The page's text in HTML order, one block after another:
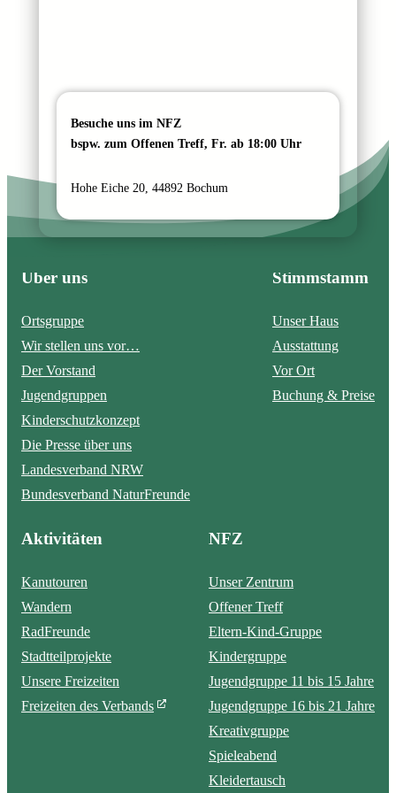
Besuche uns im NFZ
bspw. zum Offenen Treff, Fr. ab 18:00 Uhr
Hohe Eiche 20, 44892 Bochum
Über uns
Ortsgruppe
Wir stellen uns vor…
Der Vorstand
Jugendgruppen
Kinderschutzkonzept
Die Presse über uns
Landesverband NRW
Bundesverband NaturFreunde
Stimmstamm
Unser Haus
Ausstattung
Vor Ort
Buchung & Preise
Aktivitäten
Kanutouren
Wandern
RadFreunde
Stadtteilprojekte
Unsere Freizeiten
Freizeiten des Verbands
NFZ
Unser Zentrum
Offener Treff
Eltern-Kind-Gruppe
Kindergruppe
Jugendgruppe 11 bis 15 Jahre
Jugendgruppe 16 bis 21 Jahre
Kreativgruppe
Spieleabend
Kleidertausch